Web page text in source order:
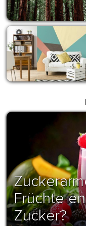
Früchte
Zucker?